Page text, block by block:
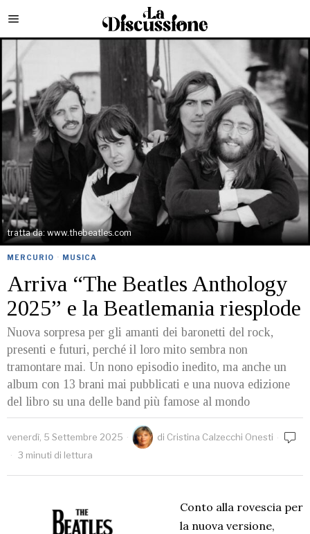
tratta da: www.thebeatles.com
MERCURIO · MUSICA
Arriva “The Beatles Anthology
2025” e la Beatlemania riesplode
Nuova sorpresa per gli amanti dei baronetti del rock,
presenti e futuri, perché il loro mito sembra non
tramontare mai. Un nono episodio inedito, ma anche un
album con 13 brani mai pubblicati e una nuova edizione
del libro su una delle band più famose al mondo
venerdì, 5 Settembre 2025 di Cristina Calzecchi Onesti
3 minuti di lettura
Conto alla rovescia per
la nuova versione,